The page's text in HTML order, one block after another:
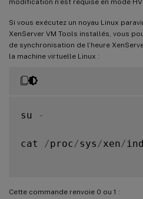
Si vous exécutez un noyau Linux
XenServer VM Tools installés, vous
de synchronisation de l’heure
la machine virtuelle Linux :
su -
cat /proc/sys /xen/
Cette commande renvoie 0 ou 1 :